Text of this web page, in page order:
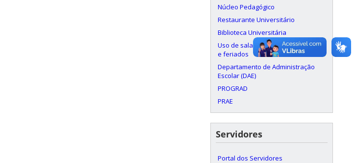
Núcleo Pedagógico
Restaurante Universitário
Biblioteca Universitária
Uso de salas aos finais de semana
e feriados
Departamento de Administração
Escolar (DAE)
PROGRAD
PRAE
Servidores
Portal dos Servidores